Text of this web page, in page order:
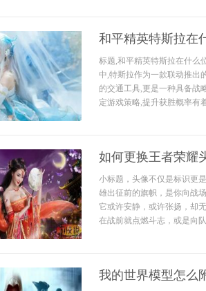
和平精英特斯拉在
标题,和平精英特斯拉在什么
中,特斯拉作为一款联动推出
的交通工具,更是一种具备战
定游戏策略,提升获胜概率有
如何更换王者荣耀
小标题，头像不仅是标识更
雄出征前的旗帜，是你向战
它或许安静，或许张扬，却
在战前就点燃斗志，或是向
我的世界模型怎么